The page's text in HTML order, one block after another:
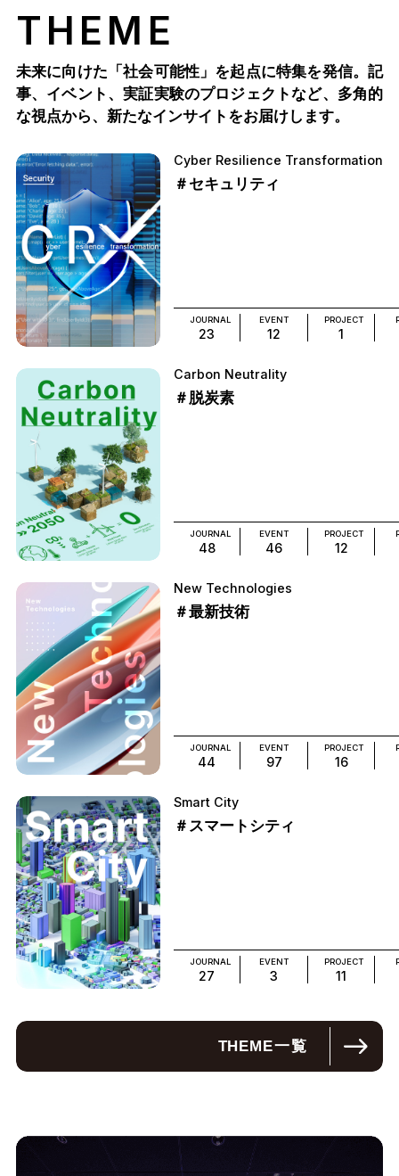
THEME
未来に向けた「社会可能性」を起点に特集を発信。記
事、イベント、実証実験のプロジェクトなど、多角的
な視点から、新たなインサイトをお届けします。
Cyber Resilience Transformation
＃セキュリティ
JOURNAL
23
EVENT
12
PROJECT
1
Carbon Neutrality
＃脱炭素
JOURNAL
48
EVENT
46
PROJECT
12
New Technologies
＃最新技術
JOURNAL
44
EVENT
97
PROJECT
16
Smart City
＃スマートシティ
JOURNAL
27
EVENT
3
PROJECT
11
THEME一覧